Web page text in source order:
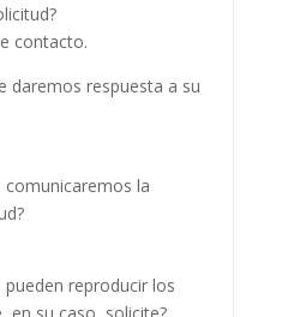
contacto.
daremos respuesta a su
comunicaremos la
pueden reproducir los
en su caso, solicite?